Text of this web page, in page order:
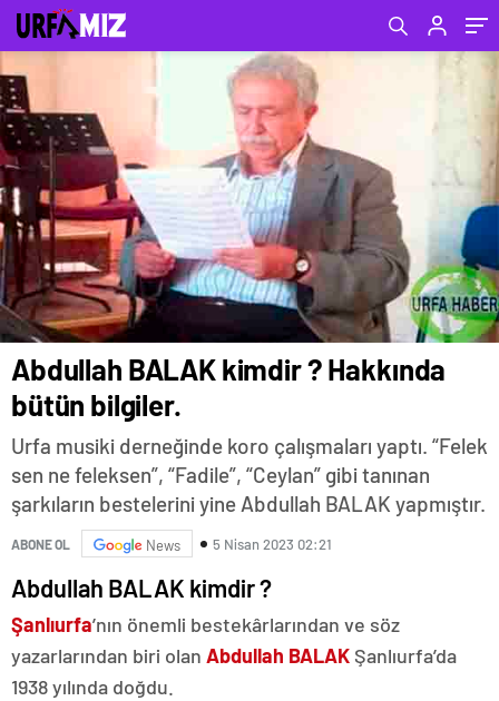
Abdullah BALAK kimdir ? Hakkında
bütün bilgiler.
Urfa musiki derneğinde koro çalışmaları yaptı. “Felek
sen ne feleksen”, “Fadile”, “Ceylan” gibi tanınan
şarkıların bestelerini yine Abdullah BALAK yapmıştır.
ABONE OL News 5 Nisan 2023 02:21
Abdullah BALAK kimdir ?
Şanlıurfa’nın önemli bestekârlarından ve söz
yazarlarından biri olan Abdullah BALAK Şanlıurfa’da
1938 yılında doğdu.